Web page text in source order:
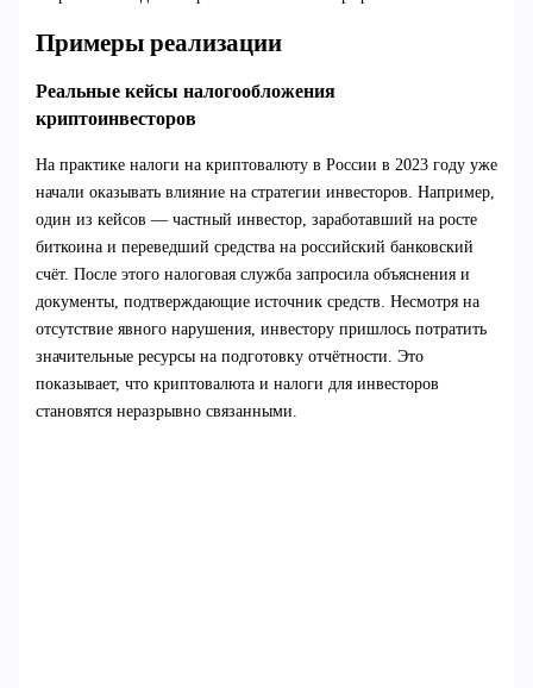
Примеры реализации
Реальные кейсы налогообложения
криптоинвесторов
На практике налоги на криптовалюту в России в 2023 году уже
начали оказывать влияние на стратегии инвесторов. Например,
один из кейсов — частный инвестор, заработавший на росте
биткоина и переведший средства на российский банковский
счёт. После этого налоговая служба запросила объяснения и
документы, подтверждающие источник средств. Несмотря на
отсутствие явного нарушения, инвестору пришлось потратить
значительные ресурсы на подготовку отчётности. Это
показывает, что криптовалюта и налоги для инвесторов
становятся неразрывно связанными.